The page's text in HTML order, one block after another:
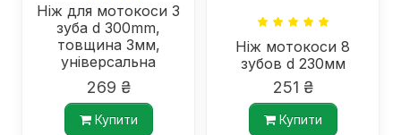
Ніж для мотокоси 3
зуба d 300mm,
товщина 3мм,
універсальна
посадка
269 ₴
Купити
Ніж мотокоси 8
зубов d 230мм
251 ₴
Купити